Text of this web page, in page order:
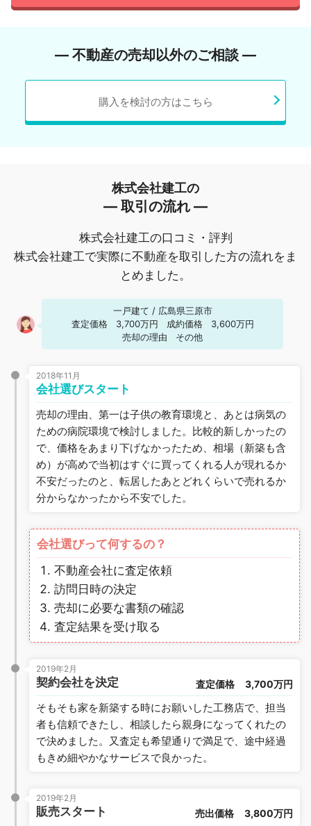
― 不動産の売却以外のご相談 ―
購入を検討の方はこちら
株式会社建工の
― 取引の流れ ―
株式会社建工の口コミ・評判
株式会社建工で実際に不動産を取引した方の流れをま
とめました。
一戸建て / 広島県三原市
査定価格
3,700万円 成約価格
3,600万円
売却の理由
その他
2018年11月
会社選びスタート
売却の理由、第一は子供の教育環境と、あとは病気の
ための病院環境で検討しました。比較的新しかったの
で、価格をあまり下げなかったため、相場（新築も含
め）が高めで当初はすぐに買ってくれる人が現れるか
不安だったのと、転居したあとどれくらいで売れるか
分からなかったから不安でした。
会社選びって何するの？
不動産会社に査定依頼
訪問日時の決定
売却に必要な書類の確認
査定結果を受け取る
2019年2月
契約会社を決定 査定価格 3,700万円
そもそも家を新築する時にお願いした工務店で、担当
者も信頼できたし、相談したら親身になってくれたの
で決めました。又査定も希望通りで満足で、途中経過
もきめ細やかなサービスで良かった。
2019年2月
販売スタート 売出価格 3,800万円